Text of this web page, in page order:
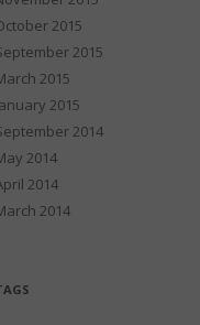
2015
2015
2015
2015
2014
2014
2014
2014